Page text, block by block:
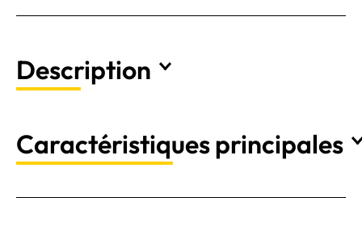
Description
Caractéristiques principales